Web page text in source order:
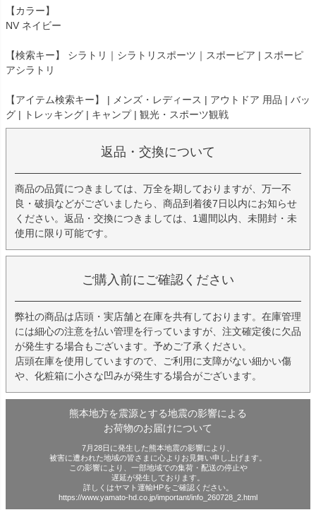
【カラー】
NV ネイビー
【検索キー】 シラトリ｜シラトリスポーツ｜スポーピア | スポーピ
アシラトリ
【アイテム検索キー】 | メンズ・レディース | アウトドア 用品 | バッ
グ | トレッキング | キャンプ | 観光・スポーツ観戦
返品・交換について
商品の品質につきましては、万全を期しておりますが、万一不
良・破損などがございましたら、商品到着後7日以内にお知らせ
ください。返品・交換につきましては、1週間以内、未開封・未
使用に限り可能です。
ご購入前にご確認ください
弊社の商品は店頭・実店舗と在庫を共有しております。在庫管理
には細心の注意を払い管理を行っていますが、注文確定後に欠品
が発生する場合もございます。予めご了承ください。
店頭在庫を使用していますので、ご利用に支障がない細かい傷
や、化粧箱に小さな凹みが発生する場合がございます。
熊本地方を震源とする地震の影響による
お荷物のお届けについて
7月28日に発生した熊本地震の影響により、
被害に遭われた地域の皆さまに心よりお見舞い申し上げます。
この影響により、一部地域での集荷・配送の停止や
遅延が発生しております。
詳しくはヤマト運輸HPをご確認ください。
https://www.yamato-hd.co.jp/important/info_260728_2.html